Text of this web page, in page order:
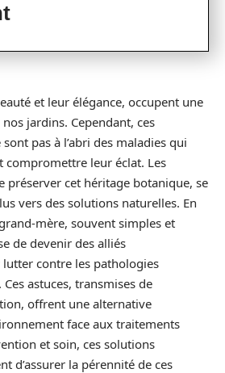
et leur élégance, occupent une
jardins. Cependant, ces
pas à l’abri des maladies qui
compromettre leur éclat. Les
préserver cet héritage botanique, se
vers des solutions naturelles. En
mère, souvent simples et
de devenir des alliés
contre les pathologies
astuces, transmises de
offrent une alternative
face aux traitements
et soin, ces solutions
d’assurer la pérennité de ces